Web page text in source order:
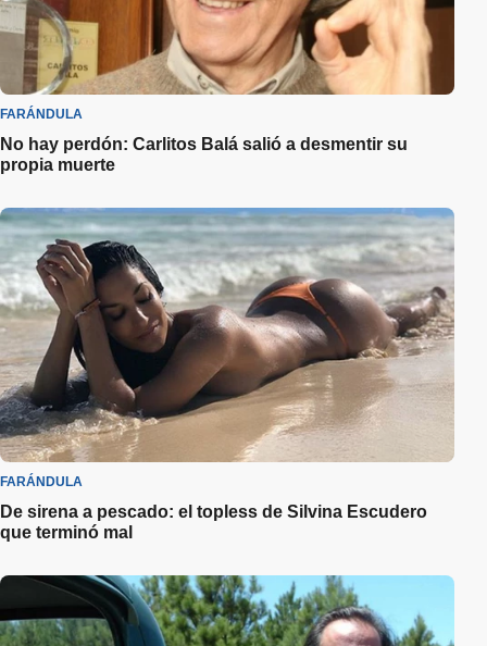
FARÁNDULA
No hay perdón: Carlitos Balá salió a desmentir su
propia muerte
FARÁNDULA
De sirena a pescado: el topless de Silvina Escudero
que terminó mal